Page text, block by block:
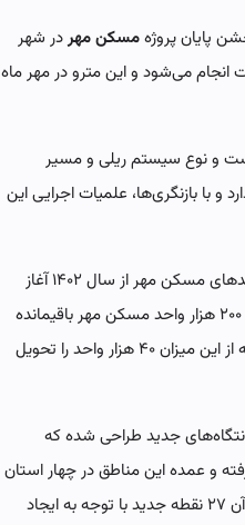
پایان پروژهمسکن مهردر شهر
انجام می‌شود و این مترو در مهر ماه
و نوع سیستم ریلی و مسیر
با بازنگری‌ها، علمیات اجرایی این
معاون وزیر راه و شهرسازی با بیان اینکه اقدامات ساخت برخی از واحد‌های مسکن مهر از سال ۱۴۰۲ آغاز
شده، گفت:‌عمده این واحدها مربوط به شهر جدید پردیس است و از ۲۰۰ هزار واحد مسکن مهر باقیمانده
در کل کشور ، سهم شرکت عمران شهرهای جدید ۶۰ هزار واحد بود که از این میزان ۴۰ هزار واحد را تحویل
ایجاد سکونتگاه‌های جدید طراحی شده که
و عمده این مناطق در چهار استان
خوزستان، بوشهر ‌،هرمزگان و سیستان و بلوچستان است و علاوه بر آن ۲۷ نقطه جدید با توجه به ایجاد